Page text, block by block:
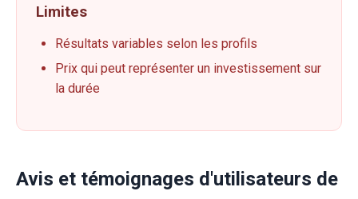
Limites
Résultats variables selon les profils
Prix qui peut représenter un investissement sur
la durée
Avis et témoignages d'utilisateurs de